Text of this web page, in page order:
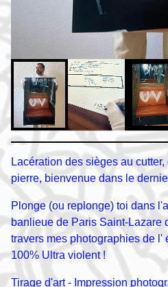
Lacération des sièges au
pierre, bienvenue dans le
Plonge (ou replonge) toi dans
banlieue de Paris Saint-Lazare
travers mes photographies de l'
100% Ultra violent !
Tirage d'art - Impression